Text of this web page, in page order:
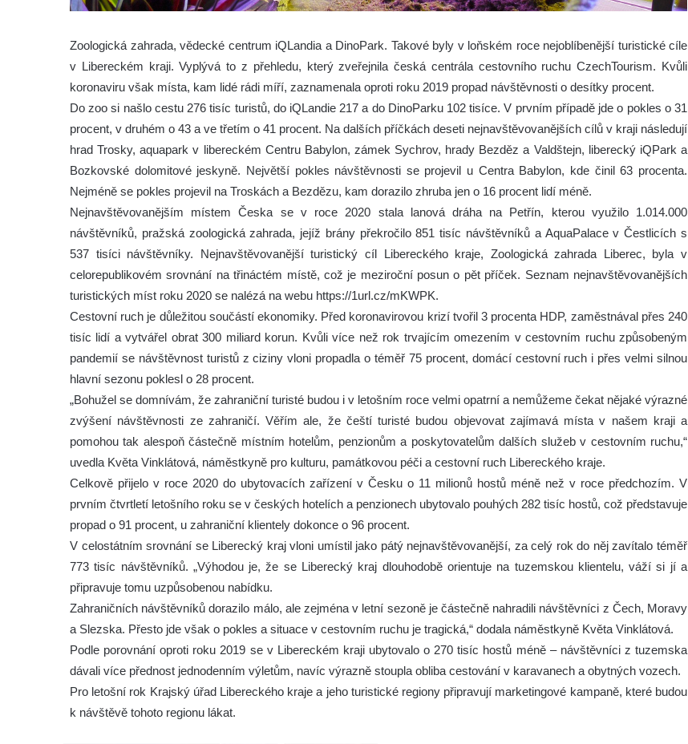
Zoologická zahrada, vědecké centrum iQLandia a DinoPark. Takové byly v loňském roce nejoblíbenější turistické cíle
v Libereckém kraji. Vyplývá to z přehledu, který zveřejnila česká centrála cestovního ruchu CzechTourism. Kvůli
koronaviru však místa, kam lidé rádi míří, zaznamenala oproti roku 2019 propad návštěvnosti o desítky procent.
Do zoo si našlo cestu 276 tisíc turistů, do iQLandie 217 a do DinoParku 102 tisíce. V prvním případě jde o pokles o 31
procent, v druhém o 43 a ve třetím o 41 procent. Na dalších příčkách deseti nejnavštěvovanějších cílů v kraji následují
hrad Trosky, aquapark v libereckém Centru Babylon, zámek Sychrov, hrady Bezděz a Valdštejn, liberecký iQPark a
Bozkovské dolomitové jeskyně. Největší pokles návštěvnosti se projevil u Centra Babylon, kde činil 63 procenta.
Nejméně se pokles projevil na Troskách a Bezdězu, kam dorazilo zhruba jen o 16 procent lidí méně.
Nejnavštěvovanějším místem Česka se v roce 2020 stala lanová dráha na Petřín, kterou využilo 1.014.000
návštěvníků, pražská zoologická zahrada, jejíž brány překročilo 851 tisíc návštěvníků a AquaPalace v Čestlicích s
537 tisíci návštěvníky. Nejnavštěvovanější turistický cíl Libereckého kraje, Zoologická zahrada Liberec, byla v
celorepublikovém srovnání na třináctém místě, což je meziroční posun o pět příček. Seznam nejnavštěvovanějších
turistických míst roku 2020 se nalézá na webu https://1url.cz/mKWPK.
Cestovní ruch je důležitou součástí ekonomiky. Před koronavirovou krizí tvořil 3 procenta HDP, zaměstnával přes 240
tisíc lidí a vytvářel obrat 300 miliard korun. Kvůli více než rok trvajícím omezením v cestovním ruchu způsobeným
pandemií se návštěvnost turistů z ciziny vloni propadla o téměř 75 procent, domácí cestovní ruch i přes velmi silnou
hlavní sezonu poklesl o 28 procent.
„Bohužel se domnívám, že zahraniční turisté budou i v letošním roce velmi opatrní a nemůžeme čekat nějaké výrazné
zvýšení návštěvnosti ze zahraničí. Věřím ale, že čeští turisté budou objevovat zajímavá místa v našem kraji a
pomohou tak alespoň částečně místním hotelům, penzionům a poskytovatelům dalších služeb v cestovním ruchu,“
uvedla Květa Vinklátová, náměstkyně pro kulturu, památkovou péči a cestovní ruch Libereckého kraje.
Celkově přijelo v roce 2020 do ubytovacích zařízení v Česku o 11 milionů hostů méně než v roce předchozím. V
prvním čtvrtletí letošního roku se v českých hotelích a penzionech ubytovalo pouhých 282 tisíc hostů, což představuje
propad o 91 procent, u zahraniční klientely dokonce o 96 procent.
V celostátním srovnání se Liberecký kraj vloni umístil jako pátý nejnavštěvovanější, za celý rok do něj zavítalo téměř
773 tisíc návštěvníků. „Výhodou je, že se Liberecký kraj dlouhodobě orientuje na tuzemskou klientelu, váží si jí a
připravuje tomu uzpůsobenou nabídku.
Zahraničních návštěvníků dorazilo málo, ale zejména v letní sezoně je částečně nahradili návštěvníci z Čech, Moravy
a Slezska. Přesto jde však o pokles a situace v cestovním ruchu je tragická,“ dodala náměstkyně Květa Vinklátová.
Podle porovnání oproti roku 2019 se v Libereckém kraji ubytovalo o 270 tisíc hostů méně – návštěvníci z tuzemska
dávali více přednost jednodenním výletům, navíc výrazně stoupla obliba cestování v karavanech a obytných vozech.
Pro letošní rok Krajský úřad Libereckého kraje a jeho turistické regiony připravují marketingové kampaně, které budou
k návštěvě tohoto regionu lákat.